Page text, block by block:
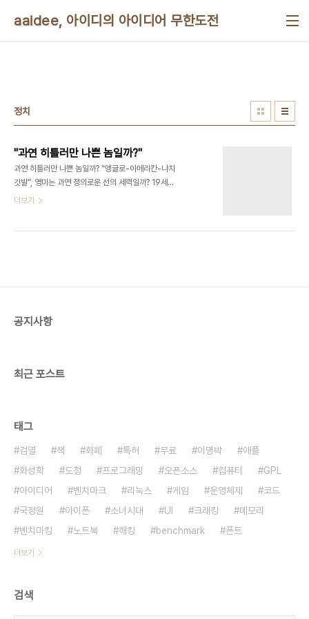
aaidee, 아이디의 아이디어 무한도전
정치
"과연 히틀러만 나쁜 놈일까?"
과연 히틀러만 나쁜 놈일까? “앵글로-아메리칸-나치
깃발”, 영미는 과연 정의로운 선의 세력일까? 19세기
의 영국 패권시대와 미국의 서부 개척사를 살펴보면
더보기
공지사항
최근 포스트
태그
검열 책 화폐 특허 무료 이명박
애플
화성학
도청 프로그래밍 오픈소스 컴퓨터
GPL
아이디어
벤치마크 리눅스 게임 운영체제
코드
국정원
아이폰 소녀시대 UI 크래킹
메모리
벤치마킹
노트북 해킹 benchmark 폰트
더보기
검색